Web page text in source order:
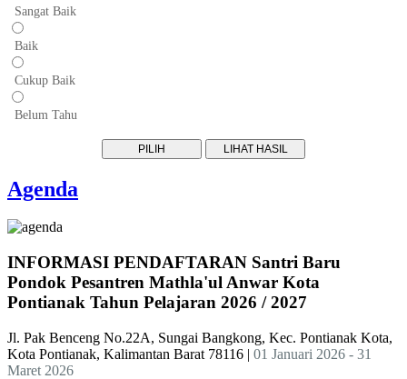
Sangat Baik
Baik
Cukup Baik
Belum Tahu
Agenda
INFORMASI PENDAFTARAN Santri Baru
Pondok Pesantren Mathla'ul Anwar Kota
Pontianak Tahun Pelajaran 2026 / 2027
Jl. Pak Benceng No.22A, Sungai Bangkong, Kec. Pontianak Kota,
Kota Pontianak, Kalimantan Barat 78116 | 01 Januari 2026 - 31
Maret 2026